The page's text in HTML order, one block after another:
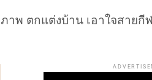
พ ตกแต่งบ้าน เอาใจสายกี